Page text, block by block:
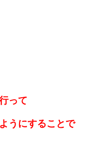
って
うにすることで